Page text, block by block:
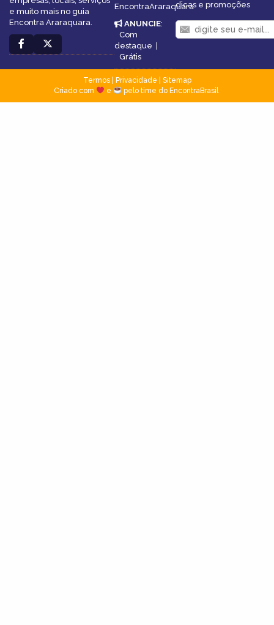
e muito mais no guia
Encontra Araraquara.
EncontraAraraquara
ANUNCIE:
Com
destaque |
Grátis
dicas e promoções
Termos| Privacidade
Sitemap
Criado com
e pelo time do EncontraBrasil